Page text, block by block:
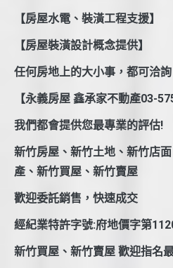
【房屋水電、裝潢工程支援】
【房屋裝潢設計概念提供】
任何房地上的大小事，都可洽詢
【永義房屋 鑫承家不動產03-
我們都會提供您最專業的評估!
新竹房屋、新竹土地、新竹店
產、新竹買屋、新竹賣屋
歡迎委託銷售，快速成交
經紀業特許字號:府地價字第
新竹買屋、新竹賣屋 歡迎指名